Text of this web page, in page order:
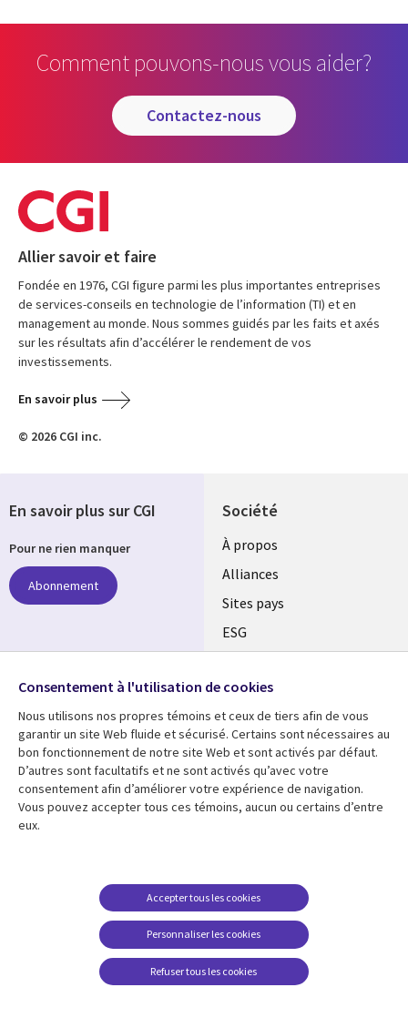
Comment pouvons-nous vous aider?
contactez-nous
Allier savoir et faire
Fondée en 1976, CGI figure parmi les plus importantes entreprises
de services-conseils en technologie de l’information (TI) et en
management au monde. Nous sommes guidés par les faits et axés
sur les résultats afin d’accélérer le rendement de vos
investissements.
En savoir plus
© 2026 CGI inc.
Société
À propos
Alliances
Sites pays
ESG
Fusions
Salle de presse
Ressources
Articles
Études de cas
Baladodiffusions
Support
Restrictions et
conditions juridiques
Carrières FAQ
Centre de gestion des
En savoir plus sur CGI
Pour ne rien manquer
Abonnement
Suivez-nous
Social
Media
Global
FR
Consentement à l'utilisation de cookies
Nous utilisons nos propres témoins et ceux de tiers afin de vous
garantir un site Web fluide et sécurisé. Certains sont nécessaires au
bon fonctionnement de notre site Web et sont activés par défaut.
D’autres sont facultatifs et ne sont activés qu’avec votre
consentement afin d’améliorer votre expérience de navigation.
Vous pouvez accepter tous ces témoins, aucun ou certains d’entre
eux.
Personnaliser les cookies
Accepter tous les cookies
Refuser tous les cookies